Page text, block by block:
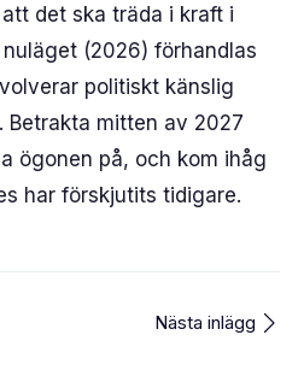
det ska träda i kraft i
(2026) förhandlas
politiskt känslig
Betrakta mitten av 2027
ögonen på, och kom ihåg
har förskjutits tidigare.
Nästa inlägg